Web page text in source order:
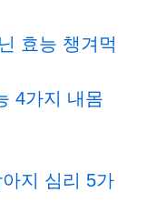
효능 챙겨먹
4가지 내몸
지 심리 5가